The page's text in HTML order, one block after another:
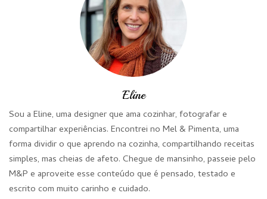
Eline
Sou a Eline, uma designer que ama cozinhar, fotografar e
compartilhar experiências. Encontrei no Mel & Pimenta, uma
forma dividir o que aprendo na cozinha, compartilhando receitas
simples, mas cheias de afeto. Chegue de mansinho, passeie pelo
M&P e aproveite esse conteúdo que é pensado, testado e
escrito com muito carinho e cuidado.